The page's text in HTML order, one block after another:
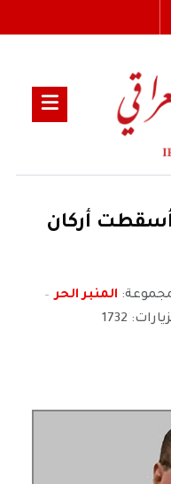
أركان
المنبر الحر
1732